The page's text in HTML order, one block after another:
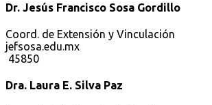
Dr. Jesús Francisco Sosa Gordillo
Coord. de Extensión y Vinculación
jefsosa.edu.mx
45850
Dra. Laura E. Silva Paz